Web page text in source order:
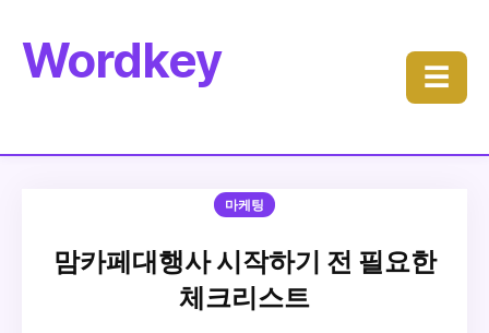
Wordkey ☰
마케팅
맘카페대행사 시작하기 전 필요한
체크리스트